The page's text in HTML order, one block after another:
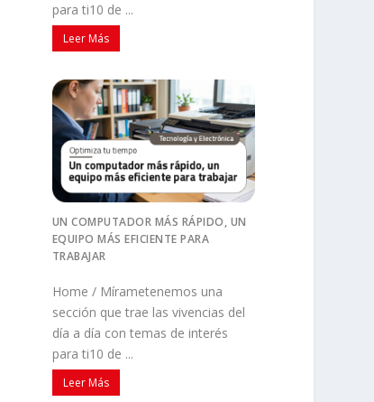
para ti10 de ...
Leer Más
UN COMPUTADOR MÁS RÁPIDO, UN
EQUIPO MÁS EFICIENTE PARA
TRABAJAR
Home / Mírametenemos una
sección que trae las vivencias del
día a día con temas de interés
para ti10 de ...
Leer Más